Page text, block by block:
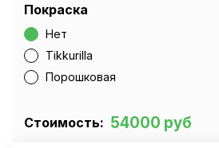
Покраска
Нет
Tikkurilla
Порошковая
Стоимость: 54000 руб